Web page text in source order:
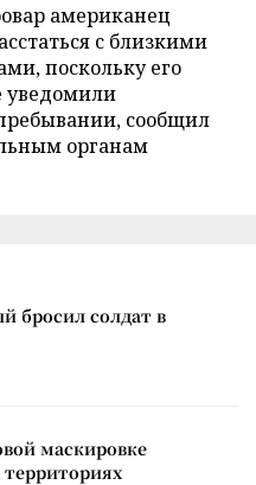
американец
с близкими
поскольку его
уведомили
сообщил
органам
бросил солдат в
маскировке